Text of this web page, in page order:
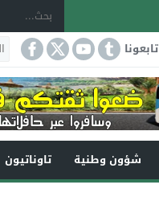
تابعونا
شؤون وطنية تاوناتيون